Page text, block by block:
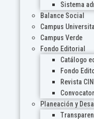
Sistema
Balance Social
Campus
Campus Verde
Fondo Editorial
Catálogo
Fondo
Revista
Planeación y